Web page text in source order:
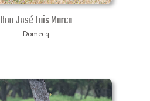
Don José Luis Marca
Domecq